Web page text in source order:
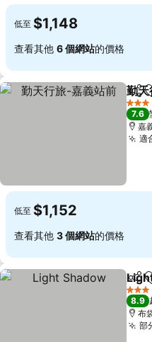
低至 $1,148
查看其他 6 個網站的價格
分享
勤
3 星級
7.6
嘉
適
低至 $1,152
查看其他 3 個網站的價格
分享
3 星級
8.9
布
部